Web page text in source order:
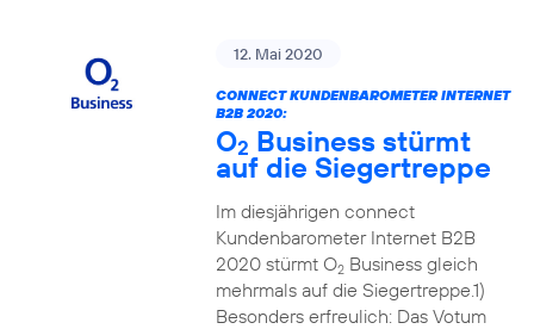
12. Mai 2020
CONNECT KUNDENBAROMETER INTERNET
B2B 2020:
O2 Business stürmt
auf die Siegertreppe
Im diesjährigen connect
Kundenbarometer Internet B2B
2020 stürmt O2Business gleich
mehrmals auf die Siegertreppe.1)
Besonders erfreulich: Das Votum